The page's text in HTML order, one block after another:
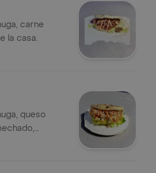
carne
la casa.
queso